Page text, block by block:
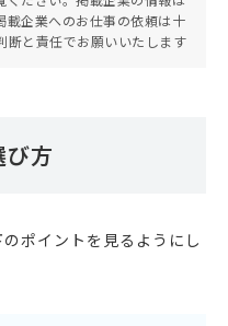
載企業へのお仕事の依頼は十
断と責任でお願いいたします
方
ポイントを見るようにし